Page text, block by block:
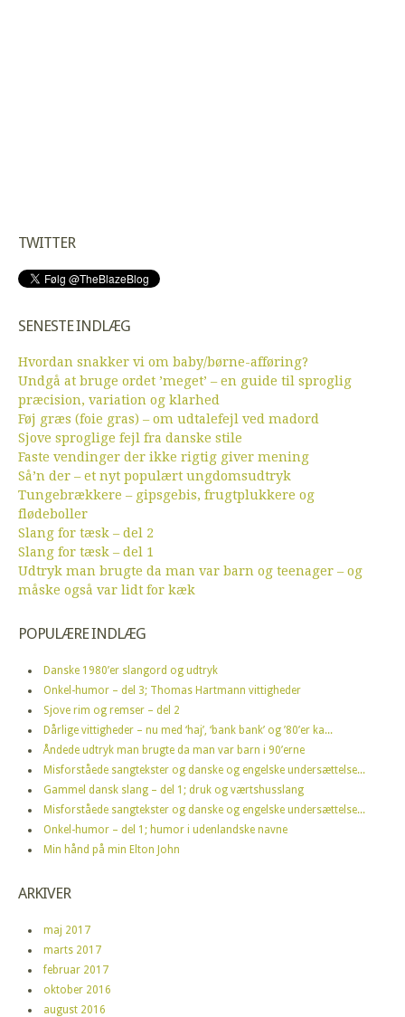
TWITTER
SENESTE INDLÆG
Hvordan snakker vi om baby/børne-afføring?
Undgå at bruge ordet ’meget’ – en guide til sproglig
præcision, variation og klarhed
Føj græs (foie gras) – om udtalefejl ved madord
Sjove sproglige fejl fra danske stile
Faste vendinger der ikke rigtig giver mening
Så’n der – et nyt populært ungdomsudtryk
Tungebrækkere – gipsgebis, frugtplukkere og
flødeboller
Slang for tæsk – del 2
Slang for tæsk – del 1
Udtryk man brugte da man var barn og teenager – og
måske også var lidt for kæk
POPULÆRE INDLÆG
Danske 1980’er slangord og udtryk
Onkel-humor – del 3; Thomas Hartmann vittigheder
Sjove rim og remser – del 2
Dårlige vittigheder – nu med ‘haj’, ‘bank bank’ og ’80’er ka...
Åndede udtryk man brugte da man var barn i 90’erne
Misforståede sangtekster og danske og engelske undersættelse...
Gammel dansk slang – del 1; druk og værtshusslang
Misforståede sangtekster og danske og engelske undersættelse...
Onkel-humor – del 1; humor i udenlandske navne
Min hånd på min Elton John
ARKIVER
maj 2017
marts 2017
februar 2017
oktober 2016
august 2016